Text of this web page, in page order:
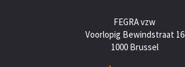
FEGRA vzw
Voorlopig Bewindstraat 16
1000 Brussel